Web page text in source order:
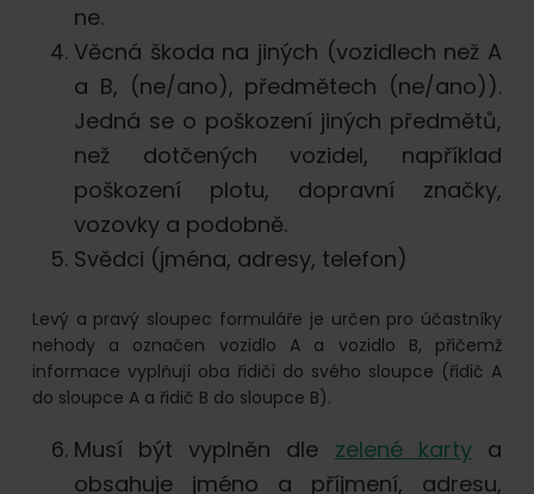
ne.
Věcná škoda na jiných (vozidlech než A
a B, (ne/ano), předmětech (ne/ano)).
Jedná se o poškození jiných předmětů,
než dotčených vozidel, například
poškození plotu, dopravní značky,
vozovky a podobně.
Svědci (jména, adresy, telefon)
Levý a pravý sloupec formuláře je určen pro účastníky
nehody a označen vozidlo A a vozidlo B, přičemž
informace vyplňují oba řidiči do svého sloupce (řidič A
do sloupce A a řidič B do sloupce B).
Musí být vyplněn dle zelené kartya
obsahuje jméno a příjmení, adresu,